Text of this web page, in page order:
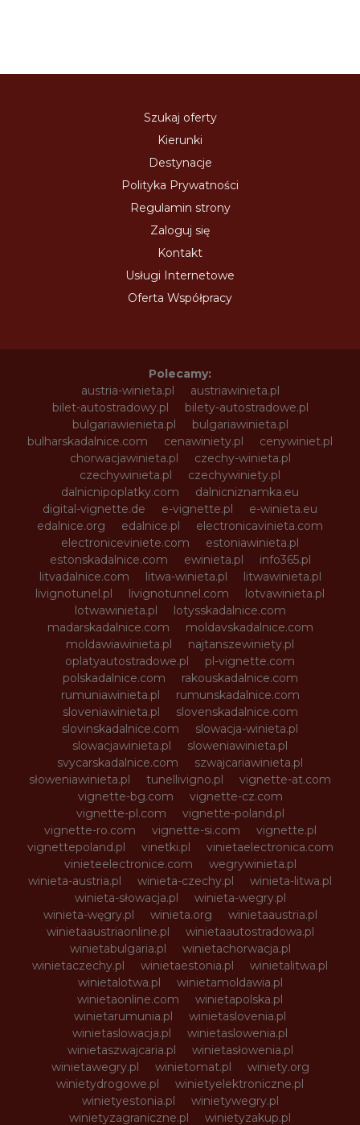
Szukaj oferty
Kierunki
Destynacje
Polityka Prywatności
Regulamin strony
Zaloguj się
Kontakt
Usługi Internetowe
Oferta Współpracy
Polecamy:
austria-winieta.pl
austriawinieta.pl
bilet-autostradowy.pl
bilety-autostradowe.pl
bulgariawienieta.pl
bulgariawinieta.pl
bulharskadalnice.com
cenawiniety.pl
cenywiniet.pl
chorwacjawinieta.pl
czechy-winieta.pl
czechywinieta.pl
czechywiniety.pl
dalnicnipoplatky.com
dalnicniznamka.eu
digital-vignette.de
e-vignette.pl
e-winieta.eu
edalnice.org
edalnice.pl
electronicavinieta.com
electroniceviniete.com
estoniawinieta.pl
estonskadalnice.com
ewinieta.pl
info365.pl
litvadalnice.com
litwa-winieta.pl
litwawinieta.pl
livignotunel.pl
livignotunnel.com
lotvawinieta.pl
lotwawinieta.pl
lotysskadalnice.com
madarskadalnice.com
moldavskadalnice.com
moldawiawinieta.pl
najtanszewiniety.pl
oplatyautostradowe.pl
pl-vignette.com
polskadalnice.com
rakouskadalnice.com
rumuniawinieta.pl
rumunskadalnice.com
sloveniawinieta.pl
slovenskadalnice.com
slovinskadalnice.com
slowacja-winieta.pl
slowacjawinieta.pl
sloweniawinieta.pl
svycarskadalnice.com
szwajcariawinieta.pl
słoweniawinieta.pl
tunellivigno.pl
vignette-at.com
vignette-bg.com
vignette-cz.com
vignette-pl.com
vignette-poland.pl
vignette-ro.com
vignette-si.com
vignette.pl
vignettepoland.pl
vinetki.pl
vinietaelectronica.com
vinieteelectronice.com
wegrywinieta.pl
winieta-austria.pl
winieta-czechy.pl
winieta-litwa.pl
winieta-słowacja.pl
winieta-wegry.pl
winieta-węgry.pl
winieta.org
winietaaustria.pl
winietaaustriaonline.pl
winietaautostradowa.pl
winietabulgaria.pl
winietachorwacja.pl
winietaczechy.pl
winietaestonia.pl
winietalitwa.pl
winietalotwa.pl
winietamoldawia.pl
winietaonline.com
winietapolska.pl
winietarumunia.pl
winietaslovenia.pl
winietaslowacja.pl
winietaslowenia.pl
winietaszwajcaria.pl
winietasłowenia.pl
winietawegry.pl
winietomat.pl
winiety.org
winietydrogowe.pl
winietyelektroniczne.pl
winietyestonia.pl
winietywegry.pl
winietyzagraniczne.pl
winietyzakup.pl